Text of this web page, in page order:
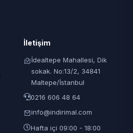
İletişim
İdealtepe Mahallesi, Dik
sokak. No:13/2, 34841
Maltepe/İstanbul
0216 606 48 64
info@indirimal.com
Hafta içi 09:00 - 18:00